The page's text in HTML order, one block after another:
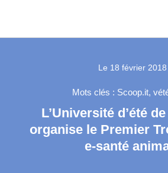
Le 18 février 2018
Mots clés : Scoop.it,
L’Université d’été
organise le Premier
e-santé